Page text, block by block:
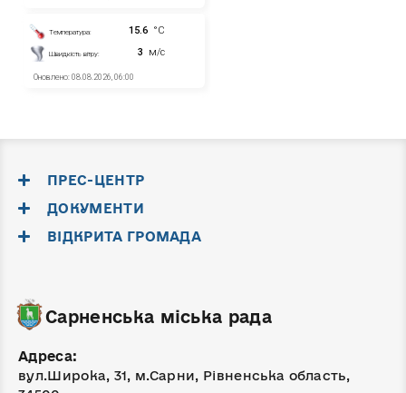
ПРЕС-ЦЕНТР
ДОКУМЕНТИ
ВІДКРИТА ГРОМАДА
Сарненська міська рада
Адреса:
вул.Широка, 31, м.Сарни, Рівненська область,